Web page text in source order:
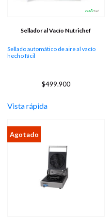
Sellador al Vacío Nutrichef
Sellado automático de aire al vacío
hecho fácil
$499.900
Vista rápida